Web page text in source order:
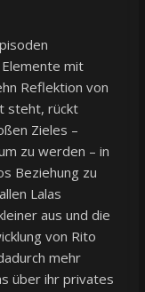
mit
Reflektion von
steht, rückt
Zieles –
zu werden – in
Beziehung zu
Lalas
aus und die
von Rito
mehr
über ihr privates